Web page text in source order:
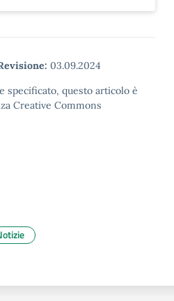
03.09.2024
specificato, questo articolo è
Creative Commons